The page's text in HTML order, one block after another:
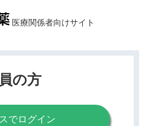
医療関係者向けサイト
の方
でログイン